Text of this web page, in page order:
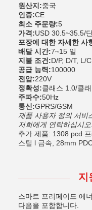
원산지:중국
인증:CE
최소 주문량:5
가격:USD 30.5~35.5/
포장에 대한 자세한 사
배달 시간:7~15 일
지불 조건:D/P, D/T, L/
공급 능력:100000
전압:220V
정확성:클래스 1.0/클
주파수:50Hz
통신:GPRS/GSM
제품 사용자 정의 서비
저희에게 연락하십시오.
추가 제품: 1308 pcd
스틸 l 금속, 28mm
지
스마트 프리페이드 에
다음을 포함합니다.